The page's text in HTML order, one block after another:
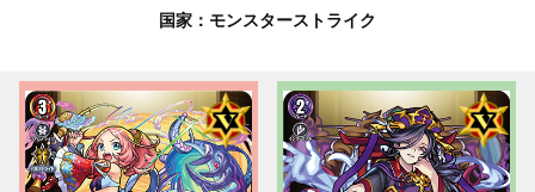
国家：モンスターストライク